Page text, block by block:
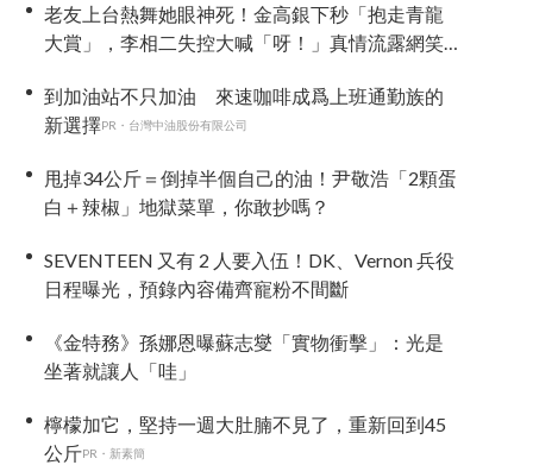
老友上台熱舞她眼神死！金高銀下秒「抱走青龍
大賞」，李相二失控大喊「呀！」真情流露網笑
到加油站不只加油 來速咖啡成爲上班通勤族的
新選擇PR・台灣中油股份有限公司
甩掉34公斤＝倒掉半個自己的油！尹敬浩「2顆蛋
白＋辣椒」地獄菜單，你敢抄嗎？
SEVENTEEN 又有 2 人要入伍！DK、Vernon 兵役
日程曝光，預錄內容備齊寵粉不間斷
《金特務》孫娜恩曝蘇志燮「實物衝擊」：光是
坐著就讓人「哇」
檸檬加它，堅持一週大肚腩不見了，重新回到45
公斤PR・新素簡